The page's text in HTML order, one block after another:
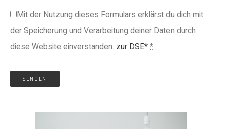
Mit der Nutzung dieses Formulars erklärst du dich mit
der Speicherung und Verarbeitung deiner Daten durch
diese Website einverstanden. zur DSE* *